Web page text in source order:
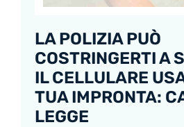
LA POLIZIA PUÒ
COSTRINGERTI A
IL CELLULARE
TUA IMPRONTA:
LEGGE